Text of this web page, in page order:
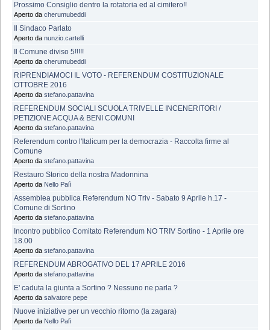
Prossimo Consiglio dentro la rotatoria ed al cimitero!!
Aperto da cherumubeddi
Il Sindaco Parlato
Aperto da nunzio.cartelli
Il Comune diviso 5!!!!!
Aperto da cherumubeddi
RIPRENDIAMOCI IL VOTO - REFERENDUM COSTITUZIONALE
OTTOBRE 2016
Aperto da stefano.pattavina
REFERENDUM SOCIALI SCUOLA TRIVELLE INCENERITORI /
PETIZIONE ACQUA & BENI COMUNI
Aperto da stefano.pattavina
Referendum contro l'Italicum per la democrazia - Raccolta firme al
Comune
Aperto da stefano.pattavina
Restauro Storico della nostra Madonnina
Aperto da Nello Palì
Assemblea pubblica Referendum NO Triv - Sabato 9 Aprile h.17 -
Comune di Sortino
Aperto da stefano.pattavina
Incontro pubblico Comitato Referendum NO TRIV Sortino - 1 Aprile ore
18.00
Aperto da stefano.pattavina
REFERENDUM ABROGATIVO DEL 17 APRILE 2016
Aperto da stefano.pattavina
E' caduta la giunta a Sortino ? Nessuno ne parla ?
Aperto da salvatore pepe
Nuove iniziative per un vecchio ritorno (la zagara)
Aperto da Nello Palì